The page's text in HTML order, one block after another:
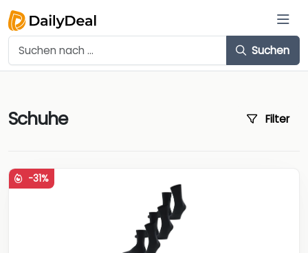
Suchen
Schuhe Filter
-31%